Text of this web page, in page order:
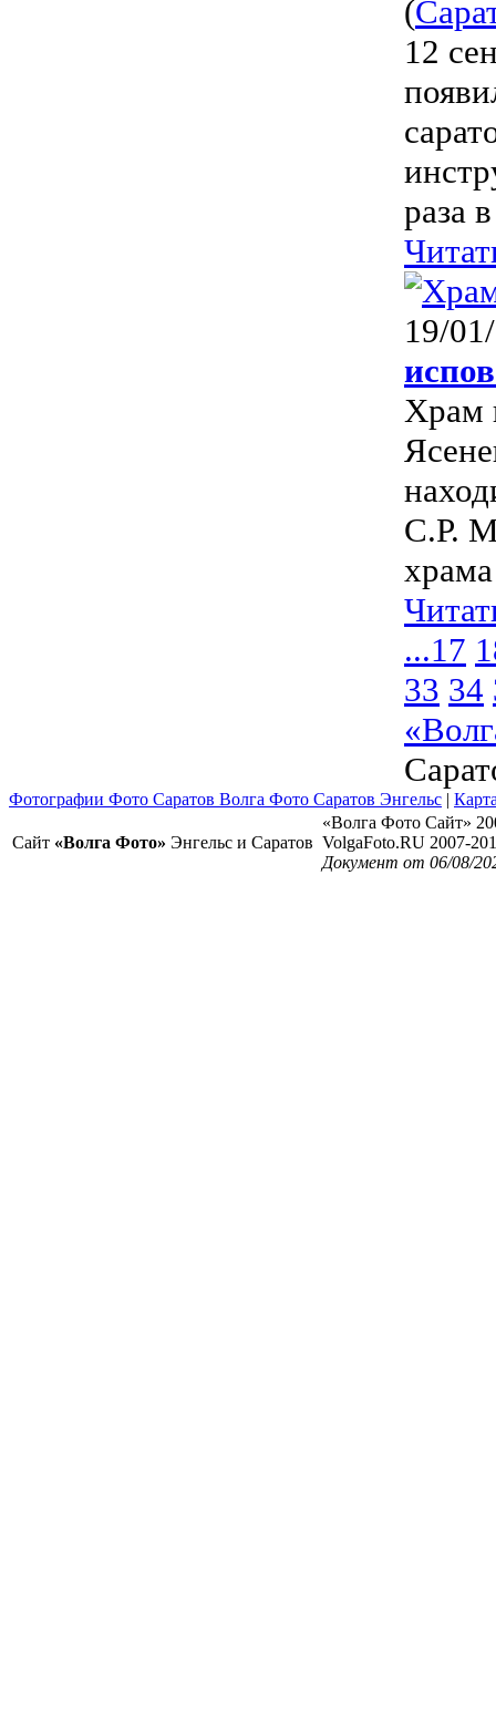
(
12
раза
19/
Храм
С.Р.
...17
33 34
Фотографии Фото Саратов Волга Фото Саратов Энгельс |
Сайт «Волга Фото» Энгельс и Саратов
«Волга Фото Сайт»
VolgaFoto.RU 2007-
Документ от 06/08/